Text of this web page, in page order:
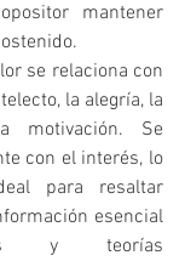
mantener
se relaciona con
la alegría, la
motivación. Se
con el interés, lo
para resaltar
esencial
y teorías